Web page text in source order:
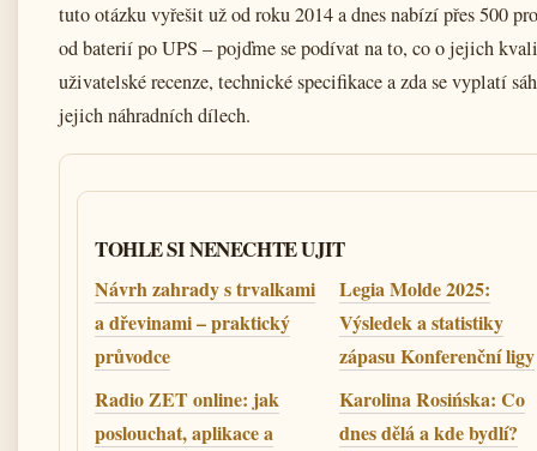
tuto otázku vyřešit už od roku 2014 a dnes nabízí přes 500
od baterií po UPS – pojďme se podívat na to, co o jejich
uživatelské recenze, technické specifikace a zda se vyplatí
jejich náhradních dílech.
TOHLE SI NENECHTE UJIT
Návrh zahrady s trvalkami
a dřevinami – praktický
průvodce
Legia Molde 2025:
Výsledek a statistiky
zápasu Konferenční ligy
Radio ZET online: jak
poslouchat, aplikace a
Karolina Rosińska: Co
dnes dělá a kde bydlí?